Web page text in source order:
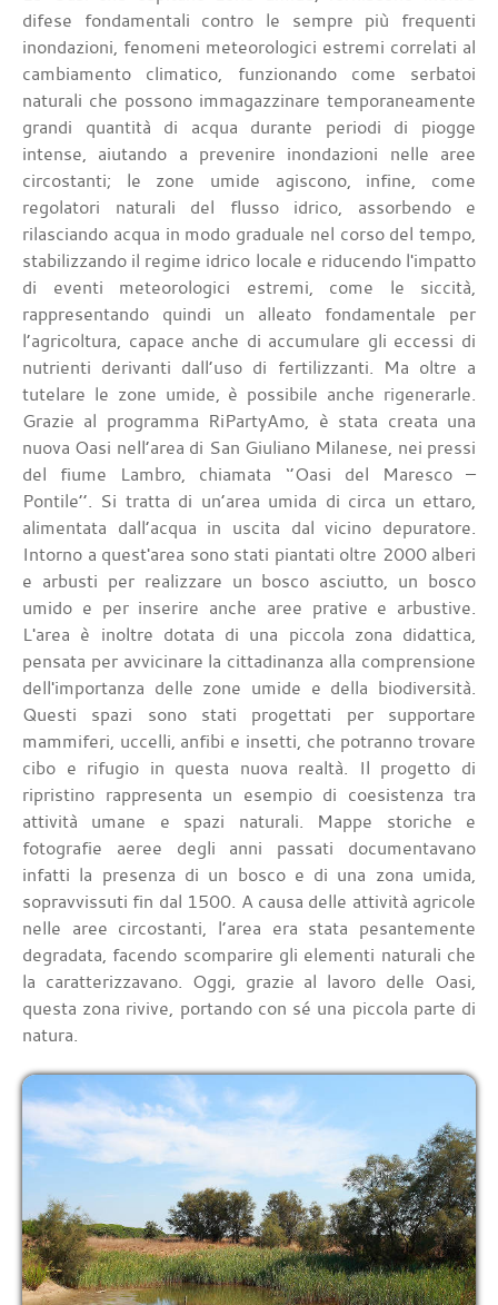
difese fondamentali contro le sempre più frequenti
inondazioni, fenomeni meteorologici estremi correlati al
cambiamento climatico, funzionando come serbatoi
naturali che possono immagazzinare temporaneamente
grandi quantità di acqua durante periodi di piogge
intense, aiutando a prevenire inondazioni nelle aree
circostanti; le zone umide agiscono, infine, come
regolatori naturali del flusso idrico, assorbendo e
rilasciando acqua in modo graduale nel corso del tempo,
stabilizzando il regime idrico locale e riducendo l'impatto
di eventi meteorologici estremi, come le siccità,
rappresentando quindi un alleato fondamentale per
l’agricoltura, capace anche di accumulare gli eccessi di
nutrienti derivanti dall’uso di fertilizzanti. Ma oltre a
tutelare le zone umide, è possibile anche rigenerarle.
Grazie al programma RiPartyAmo, è stata creata una
nuova Oasi nell’area di San Giuliano Milanese, nei pressi
del fiume Lambro, chiamata ‘’Oasi del Maresco –
Pontile’’. Si tratta di un’area umida di circa un ettaro,
alimentata dall’acqua in uscita dal vicino depuratore.
Intorno a quest'area sono stati piantati oltre 2000 alberi
e arbusti per realizzare un bosco asciutto, un bosco
umido e per inserire anche aree prative e arbustive.
L'area è inoltre dotata di una piccola zona didattica,
pensata per avvicinare la cittadinanza alla comprensione
dell'importanza delle zone umide e della biodiversità.
Questi spazi sono stati progettati per supportare
mammiferi, uccelli, anfibi e insetti, che potranno trovare
cibo e rifugio in questa nuova realtà. Il progetto di
ripristino rappresenta un esempio di coesistenza tra
attività umane e spazi naturali. Mappe storiche e
fotografie aeree degli anni passati documentavano
infatti la presenza di un bosco e di una zona umida,
sopravvissuti fin dal 1500. A causa delle attività agricole
nelle aree circostanti, l’area era stata pesantemente
degradata, facendo scomparire gli elementi naturali che
la caratterizzavano. Oggi, grazie al lavoro delle Oasi,
questa zona rivive, portando con sé una piccola parte di
natura.